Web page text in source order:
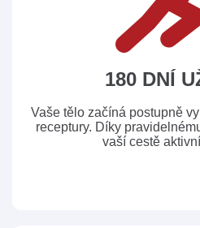
180 DNÍ
Vaše tělo začíná postupně
receptury. Díky
vaší cestě